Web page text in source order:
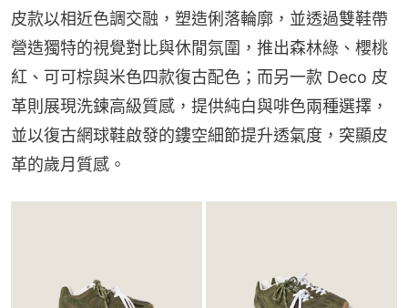
皮款以相近色調交融，塑造俐落輪廓，並透過雙鞋帶
營造獨特的視覺對比與休閒氛圍，推出森林綠、櫻桃
紅、可可棕與米色四款復古配色；而另一款 Deco 皮
革則展現洗鍊高級質感，提供純白與啡色兩種選擇，
並以復古網球鞋啟發的鏤空細節提升透氣度，突顯皮
革的歲月質感。